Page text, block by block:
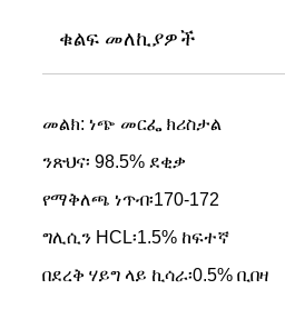
ቁልፍ መለኪያዎች
መልክ: ነጭ መርፌ ክሪስታል
ንጽህና፡ 98.5% ደቂቃ
የማቅለጫ ነጥብ፡170-172
ግሊሲን HCL፡1.5% ከፍተኛ
በደረቅ ሃይግ ላይ ኪሳራ፡0.5% ቢበዛ